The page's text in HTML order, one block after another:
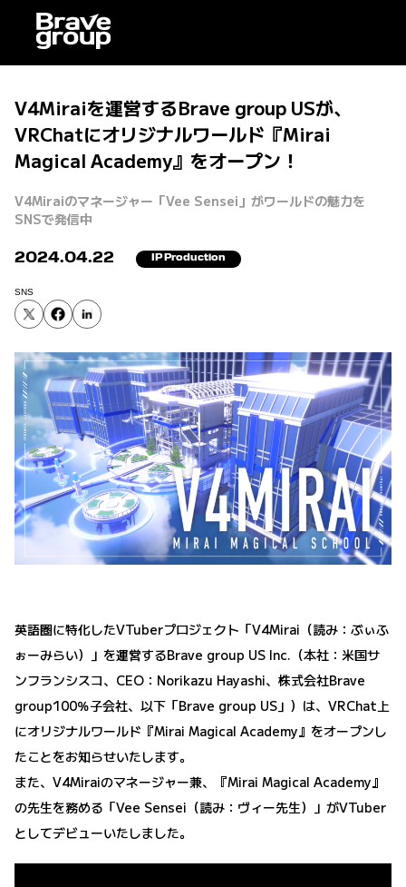
V4Miraiを運営するBrave group USが、
VRChatにオリジナルワールド『Mirai
Magical Academy』をオープン！
V4Miraiのマネージャー「Vee Sensei」がワールドの魅力を
SNSで発信中
2024.04.22 IP Production
SNS
英語圏に特化したVTuberプロジェクト「V4Mirai（読み：ぶぃふ
ぉーみらい）」を運営するBrave group US Inc.（本社：米国サ
ンフランシスコ、CEO：Norikazu Hayashi、株式会社Brave
group100％子会社、以下「Brave group US」）は、VRChat上
にオリジナルワールド『Mirai Magical Academy』をオープンし
たことをお知らせいたします。
また、V4Miraiのマネージャー兼、『Mirai Magical Academy』
の先生を務める「Vee Sensei（読み：ヴィー先生）」がVTuber
としてデビューいたしました。